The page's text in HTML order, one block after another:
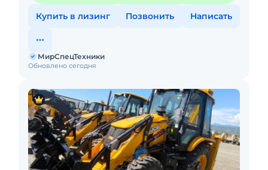
Купить в лизинг Позвонить Написать
Обновлено сегодня
МирСпецТехники